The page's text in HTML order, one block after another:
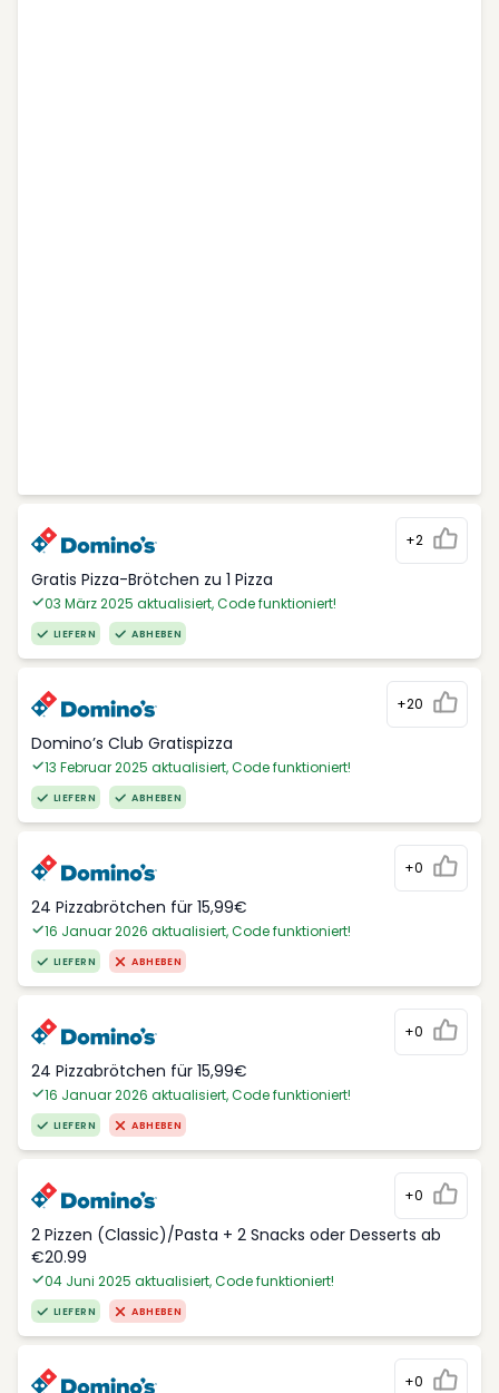
+2
Gratis Pizza-Brötchen zu 1 Pizza
03 März 2025 aktualisiert, Code funktioniert!
LIEFERN ABHEBEN
+20
Domino’s Club Gratispizza
13 Februar 2025 aktualisiert, Code funktioniert!
LIEFERN ABHEBEN
+0
24 Pizzabrötchen für 15,99€
16 Januar 2026 aktualisiert, Code funktioniert!
LIEFERN ABHEBEN
+0
24 Pizzabrötchen für 15,99€
16 Januar 2026 aktualisiert, Code funktioniert!
LIEFERN ABHEBEN
+0
2 Pizzen (Classic)/Pasta + 2 Snacks oder Desserts ab
€20.99
04 Juni 2025 aktualisiert, Code funktioniert!
LIEFERN ABHEBEN
+0